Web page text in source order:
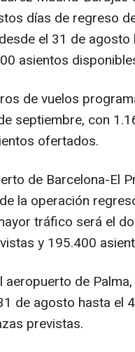
días de regreso
el 31 de
asientos
de vuelos
septiembre, con
ofertados.
de Barcelona-El
la operación
tráfico será el
y 195.400
aeropuerto de
de agosto hasta el
previstas.